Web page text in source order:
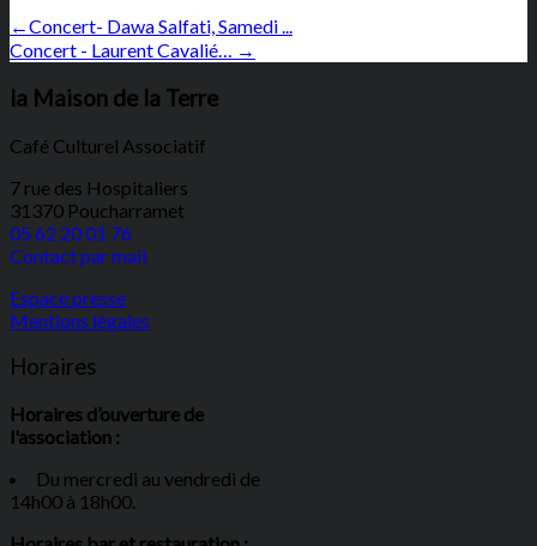
←Concert- Dawa Salfati, Samedi ...
Concert - Laurent Cavalié… →
la Maison de la Terre
Café Culturel Associatif
7 rue des Hospitaliers
31370 Poucharramet
05 62 20 01 76
Contact par mail
Espace presse
Mentions légales
Horaires
Horaires d’ouverture de
l'association :
Du mercredi au vendredi de
14h00 à 18h00.